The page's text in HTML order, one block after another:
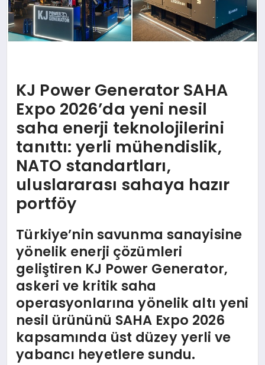
KJ Power Generator SAHA
Expo 2026’da yeni nesil
saha enerji teknolojilerini
tanıttı: yerli mühendislik,
NATO standartları,
uluslararası sahaya hazır
portföy
Türkiye’nin savunma sanayisine
yönelik enerji çözümleri
geliştiren KJ Power Generator,
askeri ve kritik saha
operasyonlarına yönelik altı yeni
nesil ürününü SAHA Expo 2026
kapsamında üst düzey yerli ve
yabancı heyetlere sundu.